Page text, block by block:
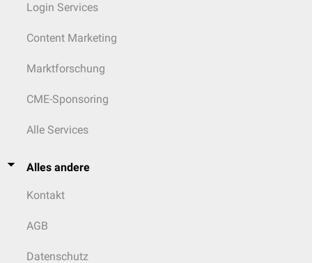
Login Services
Content Marketing
Marktforschung
CME-Sponsoring
Alle Services
Alles andere
Kontakt
AGB
Datenschutz